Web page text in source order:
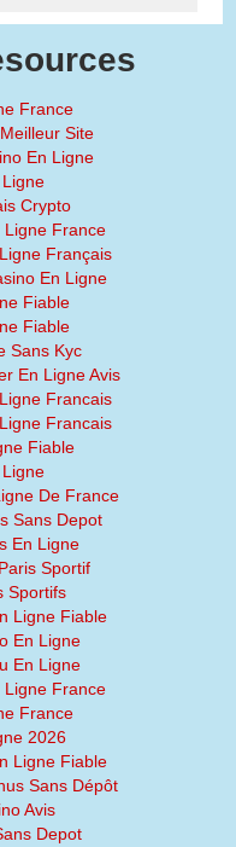
France
Site
En Ligne
Crypto
Ligne France
Français
En Ligne
Fiable
Fiable
Sans Kyc
En Ligne Avis
Francais
Francais
Fiable
De France
Sans Depot
En Ligne
Sportif
Sportifs
Ligne Fiable
En Ligne
En Ligne
Ligne France
France
2026
Ligne Fiable
Sans Dépôt
Avis
Depot